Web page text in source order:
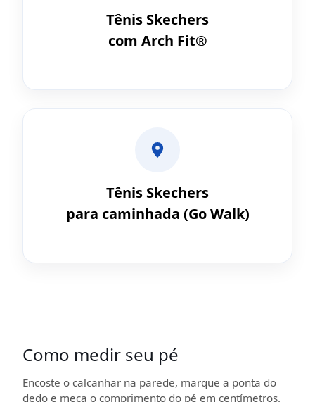
Tênis Skechers
com Arch Fit®
Tênis Skechers
para caminhada (Go Walk)
Como medir seu pé
Encoste o calcanhar na parede, marque a ponta do
dedo e meça o comprimento do pé em centímetros.